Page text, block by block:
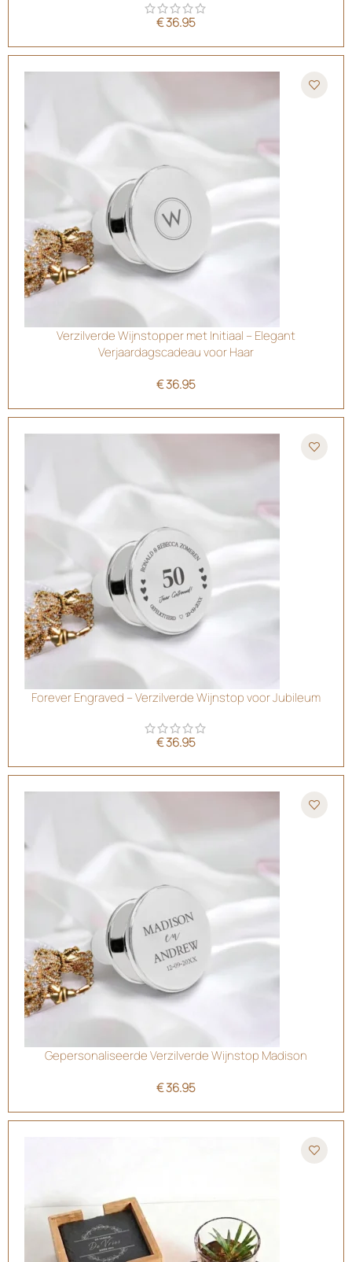
€36.95
Verzilverde Wijnstopper met Initiaal – Elegant
Verjaardagscadeau voor Haar
€36.95
Forever Engraved – Verzilverde Wijnstop voor Jubileum
€36.95
Gepersonaliseerde Verzilverde Wijnstop Madison
€36.95